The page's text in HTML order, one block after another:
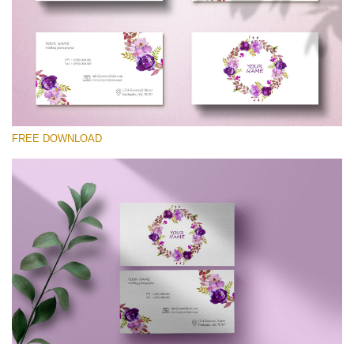
Xin hãy lựa chọn
Free Template #34
Photography Flyer Template
Tải xuống miễn phí
FREE DOWNLOAD